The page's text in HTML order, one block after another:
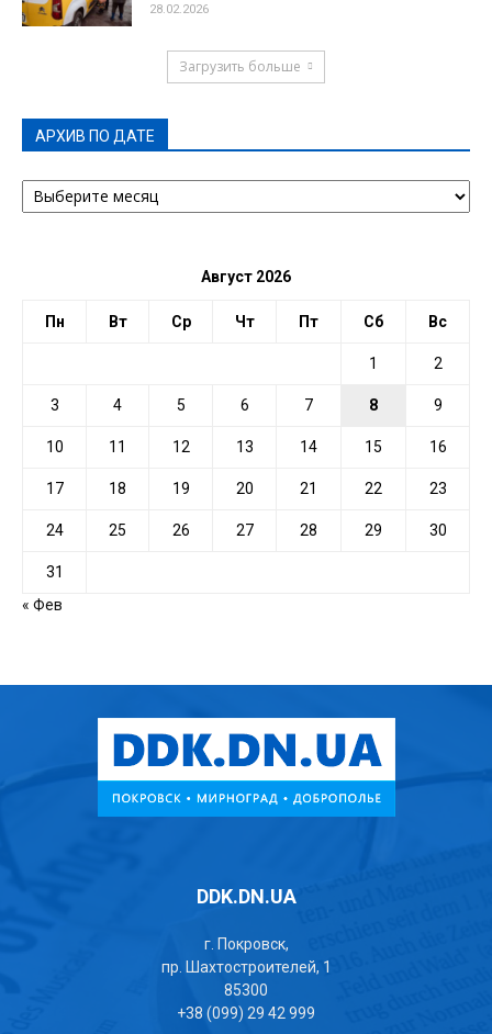
28.02.2026
Загрузить больше
АРХИВ ПО ДАТЕ
АРХИВ
ПО
Август 2026
Пн Вт Ср Чт Пт Сб Вс
1 2
3 4 5 6 7 8 9
10 11 12 13 14 15 16
17 18 19 20 21 22 23
24 25 26 27 28 29 30
31
« Фев
DDK.DN.UA
г. Покровск,
пр. Шахтостроителей, 1
85300
+38 (099) 29 42 999